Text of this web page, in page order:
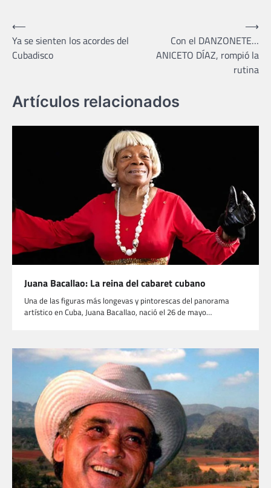
Navegación
de
entradas
⟵
Ya se sienten los acordes del
Cubadisco
Con el DANZONETE…
ANICETO DÍAZ, rompió la
rutina
⟶
Artículos relacionados
Juana Bacallao: La reina del cabaret cubano
Una de las figuras más longevas y pintorescas del panorama
artístico en Cuba, Juana Bacallao, nació el 26 de mayo…